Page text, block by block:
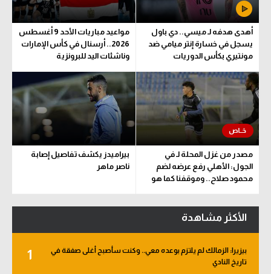
أهدى هدفه لـ ميسي.. دي باول
يسجل في خسارة إنتر ميامي ضد
مونتيري بكأس الدوريات
مواعيد مباريات الأحد 9 أغسطس
2026.. أرسنال في كأس الإمارات
وناشئات اليد للبرونزية
مصدر من غزل المحلة لـ في
الجول: الأهلي رفع عرضه لضم
محمود صلاح.. وموقفنا كما هو
بيراميدز يكشف تفاصيل إصابة
ناصر ماهر
الأكثر مشاهدة
1
بيزيرا: الزمالك لم يلتزم بوعده معي.. وكنت سأصبح أغلى صفقة في
تاريخ النادي